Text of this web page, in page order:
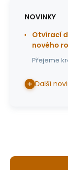
NOVINKY
Otvírací
nového
Přejeme
Další